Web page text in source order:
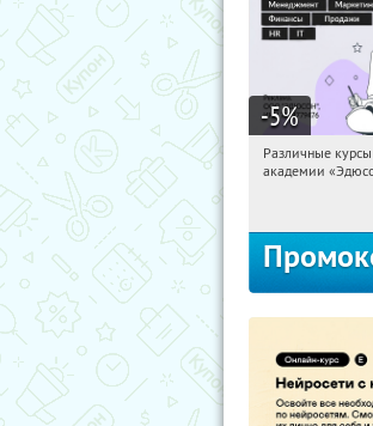
-5%
06:47:54
Различные
академии